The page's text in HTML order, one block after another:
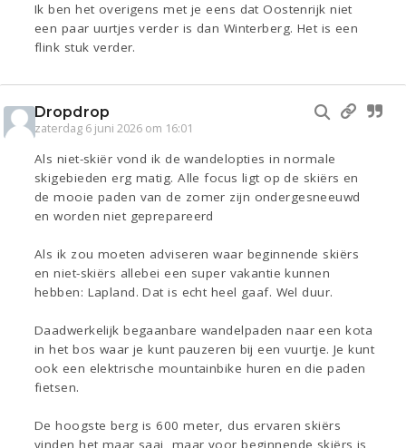
Ik ben het overigens met je eens dat Oostenrijk niet
een paar uurtjes verder is dan Winterberg. Het is een
flink stuk verder.
Dropdrop
zaterdag 6 juni 2026 om 16:01
Als niet-skiër vond ik de wandelopties in normale
skigebieden erg matig. Alle focus ligt op de skiërs en
de mooie paden van de zomer zijn ondergesneeuwd
en worden niet geprepareerd
Als ik zou moeten adviseren waar beginnende skiërs
en niet-skiërs allebei een super vakantie kunnen
hebben: Lapland. Dat is echt heel gaaf. Wel duur.
Daadwerkelijk begaanbare wandelpaden naar een kota
in het bos waar je kunt pauzeren bij een vuurtje. Je kunt
ook een elektrische mountainbike huren en die paden
fietsen.
De hoogste berg is 600 meter, dus ervaren skiërs
vinden het maar saai, maar voor beginnende skiërs is